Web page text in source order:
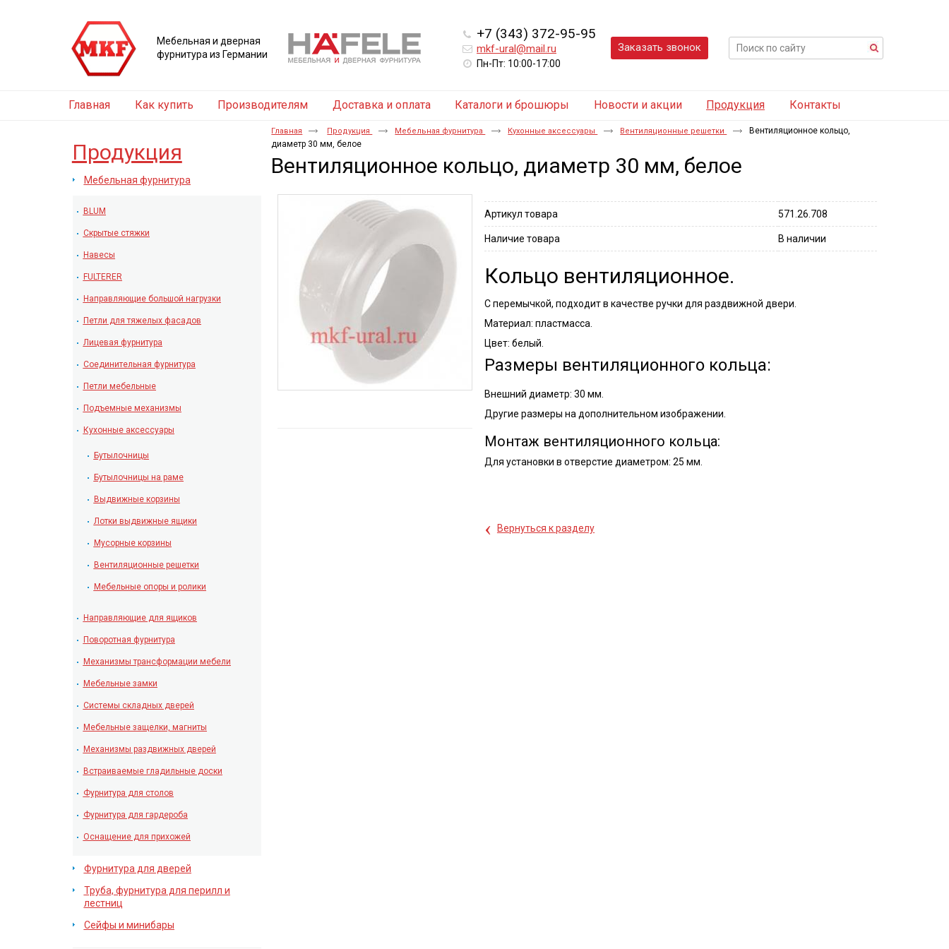
+7 (343) 372-95-95
mkf-ural@mail.ru
Пн-Пт: 10:00-17:00
Заказать звонок
Мебельная и дверная
фурнитура из Германии
Главная Как купить Производителям Доставка и оплата Каталоги и брошюры Новости и акции Продукция Контакты
Продукция
Мебельная фурнитура
BLUM
Скрытые стяжки
Навесы
FULTERER
Направляющие большой нагрузки
Петли для тяжелых фасадов
Лицевая фурнитура
Соединительная фурнитура
Петли мебельные
Подъемные механизмы
Кухонные аксессуары
Бутылочницы
Бутылочницы на раме
Выдвижные корзины
Лотки выдвижные ящики
Мусорные корзины
Вентиляционные решетки
Мебельные опоры и ролики
Направляющие для ящиков
Поворотная фурнитура
Механизмы трансформации мебели
Мебельные замки
Системы складных дверей
Мебельные защелки, магниты
Механизмы раздвижных дверей
Встраиваемые гладильные доски
Фурнитура для столов
Фурнитура для гардероба
Оснащение для прихожей
Фурнитура для дверей
Труба, фурнитура для перилл и
лестниц
Сейфы и минибары
Главная Продукция Мебельная фурнитура Кухонные аксессуары Вентиляционные решетки
Вентиляционное кольцо,
диаметр 30 мм, белое
Вентиляционное кольцо, диаметр 30 мм, белое
Артикул товара 571.26.708
Наличие товара В наличии
Кольцо вентиляционное.
С перемычкой, подходит в качестве ручки для раздвижной двери.
Материал: пластмасса.
Цвет: белый.
Размеры вентиляционного кольца:
Внешний диаметр: 30 мм.
Другие размеры на дополнительном изображении.
Монтаж вентиляционного кольца:
Для установки в отверстие диаметром: 25 мм.
‹ Вернуться к разделу